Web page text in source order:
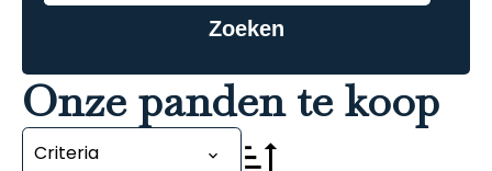
Zoeken
Onze panden te koop
Criteria